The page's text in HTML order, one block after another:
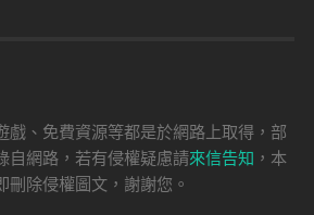
戲、免費資源等都是於網路上取得，部
自網路，若有侵權疑慮請來信告知 ，本
刪除侵權圖文，謝謝您。